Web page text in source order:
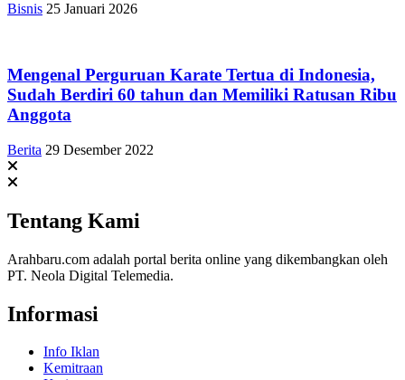
Bisnis 25 Januari 2026
Mengenal Perguruan Karate Tertua di Indonesia,
Sudah Berdiri 60 tahun dan Memiliki Ratusan Ribu
Anggota
Berita 29 Desember 2022
Tentang Kami
Arahbaru.com adalah portal berita online yang dikembangkan oleh
PT. Neola Digital Telemedia.
Informasi
Info Iklan
Kemitraan